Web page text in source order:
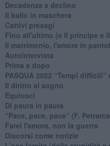
Decadenza e declino
Il ballo in maschera
Cattivi presagi
Fino all'ultimo (e Il principe e
Il matrimonio, l'amore in
Autointervista
Prima e dopo
​PASQUA 2022 “Tempi difficili”
Il diritto al sogno
Equivoci
Di paura in paura
​“Pace, pace, pace” (F.
Farei l'amore, non la guerra
Discorsi come notizie